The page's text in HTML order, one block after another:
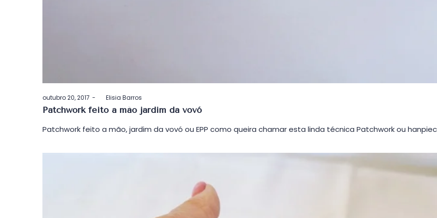
Postado
em
outubro 20, 2017 byElisia Barros
Patchwork feito a mão jardim da vovó
Patchwork feito a mão, jardim da vovó ou EPP como queira chamar esta linda técnica Patchwork ou